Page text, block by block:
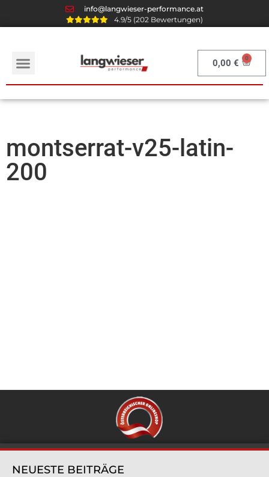
info@langwieser-performance.at
4.9/5 (202 Bewertungen)
0,00€
montserrat-v25-latin-
200
NEUESTE BEITRÄGE